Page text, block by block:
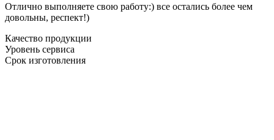
Отлично выполняете свою работу:) все остались более чем
довольны, респект!)
Качество продукции
Уровень сервиса
Срок изготовления